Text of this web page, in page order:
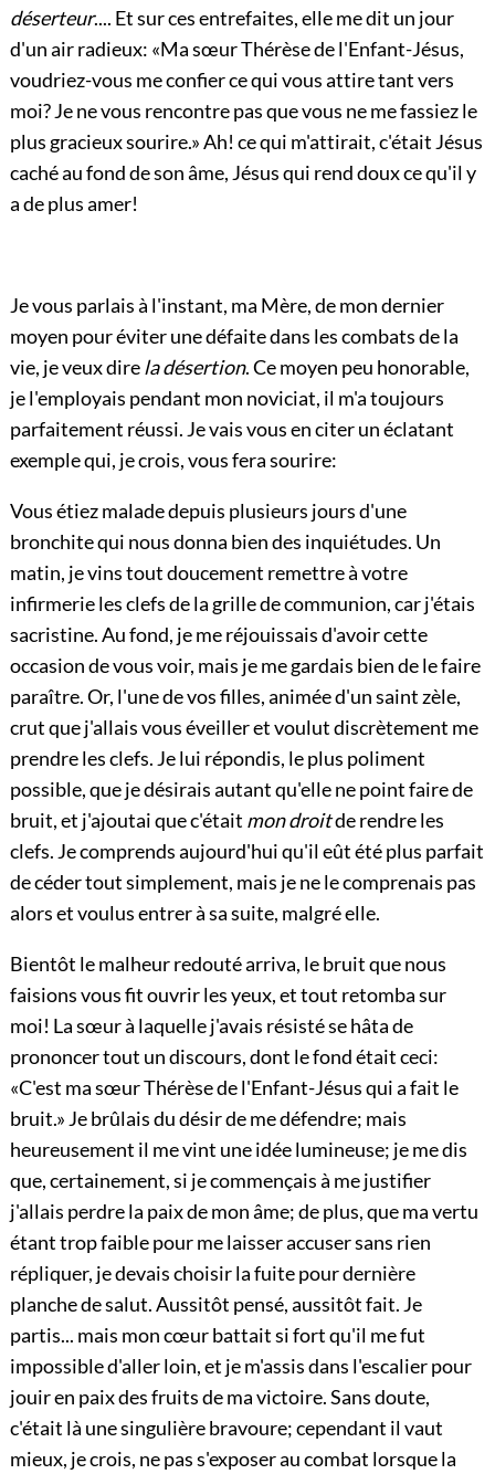
déserteur.... Et sur ces entrefaites, elle me dit un jour
d'un air radieux: «Ma sœur Thérèse de l'Enfant-Jésus,
voudriez-vous me confier ce qui vous attire tant vers
moi? Je ne vous rencontre pas que vous ne me fassiez le
plus gracieux sourire.» Ah! ce qui m'attirait, c'était Jésus
caché au fond de son âme, Jésus qui rend doux ce qu'il y
a de plus amer!
Je vous parlais à l'instant, ma Mère, de mon dernier
moyen pour éviter une défaite dans les combats de la
vie, je veux direla désertion. Ce moyen peu honorable,
je l'employais pendant mon noviciat, il m'a toujours
parfaitement réussi. Je vais vous en citer un éclatant
exemple qui, je crois, vous fera sourire:
Vous étiez malade depuis plusieurs jours d'une
bronchite qui nous donna bien des inquiétudes. Un
matin, je vins tout doucement remettre à votre
infirmerie les clefs de la grille de communion, car j'étais
sacristine. Au fond, je me réjouissais d'avoir cette
occasion de vous voir, mais je me gardais bien de le faire
paraître. Or, l'une de vos filles, animée d'un saint zèle,
crut que j'allais vous éveiller et voulut discrètement me
prendre les clefs. Je lui répondis, le plus poliment
possible, que je désirais autant qu'elle ne point faire de
bruit, et j'ajoutai que c'était mon droitde rendre les
clefs. Je comprends aujourd'hui qu'il eût été plus parfait
de céder tout simplement, mais je ne le comprenais pas
alors et voulus entrer à sa suite, malgré elle.
Bientôt le malheur redouté arriva, le bruit que nous
faisions vous fit ouvrir les yeux, et tout retomba sur
moi! La sœur à laquelle j'avais résisté se hâta de
prononcer tout un discours, dont le fond était ceci:
«C'est ma sœur Thérèsede l'Enfant-Jésus qui a fait le
bruit.» Je brûlais du désir de me défendre; mais
heureusement il me vint une idée lumineuse; je me dis
que, certainement, si je commençais à me justifier
j'allais perdre la paix de mon âme; de plus, que ma vertu
étant trop faible pour me laisser accuser sans rien
répliquer, je devais choisir la fuite pour dernière
planche de salut. Aussitôt pensé, aussitôt fait. Je
partis... mais mon cœur battait si fort qu'il me fut
impossible d'aller loin, et je m'assis dans l'escalier pour
jouir en paix des fruits de ma victoire. Sans doute,
c'était là une singulière bravoure; cependant il vaut
mieux, je crois, ne pas s'exposer au combat lorsque la